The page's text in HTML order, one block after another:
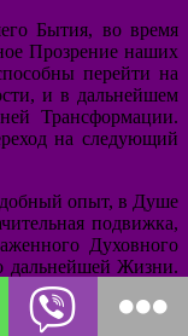
Бытия, во время
Прозрение наших
перейти на
и в дальнейшем
Трансформации.
на следующий
опыт, в Душе
подвижка,
Духовного
дальнейшей Жизни.
на его жизненной